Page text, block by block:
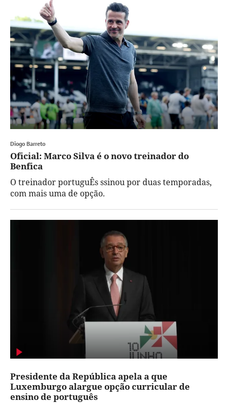
Diogo Barreto
Oficial: Marco Silva é o novo treinador do
Benfica
O treinador portuguÊs ssinou por duas temporadas,
com mais uma de opção.
Presidente da República apela a que
Luxemburgo alargue opção curricular de
ensino de português